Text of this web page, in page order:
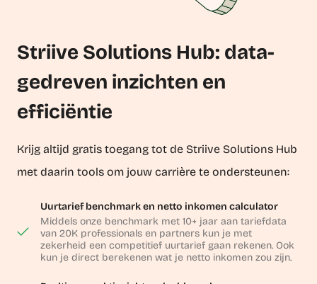
Striive Solutions Hub: data-
gedreven inzichten en
efficiëntie
Krijg altijd gratis toegang tot de Striive Solutions Hub
met daarin tools om jouw carrière te ondersteunen:
Uurtarief benchmark en netto inkomen calculator
Middels onze benchmark met 10+ jaar aan tariefdata
van 20K professionals en partners kun je met
zekerheid een competitief uurtarief gaan rekenen. Ook
kun je direct berekenen wat je netto inkomen zou zijn.